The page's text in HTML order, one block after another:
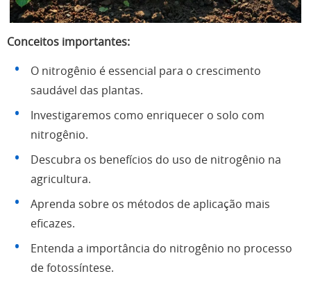
Conceitos importantes:
O nitrogênio é essencial para o crescimento
saudável das plantas.
Investigaremos como enriquecer o solo com
nitrogênio.
Descubra os benefícios do uso de nitrogênio na
agricultura.
Aprenda sobre os métodos de aplicação mais
eficazes.
Entenda a importância do nitrogênio no processo
de fotossíntese.